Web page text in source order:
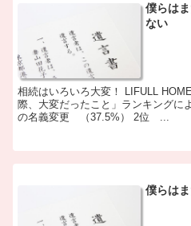
僕らは
ない
相続はいろいろ大変！ LIFULL
際、大変だったこと」ランキング
の名義変更 （37.5%） 2位 ...
僕らは